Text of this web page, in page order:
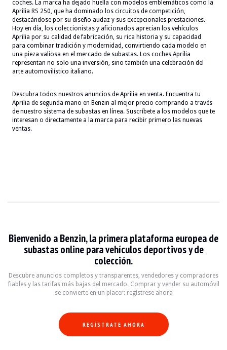
coches. La marca ha dejado huella con modelos emblemáticos como la
Aprilia RS 250, que ha dominado los circuitos de competición,
destacándose por su diseño audaz y sus excepcionales prestaciones.
Hoy en día, los coleccionistas y aficionados aprecian los vehículos
Aprilia por su calidad de fabricación, su rica historia y su capacidad
para combinar tradición y modernidad, convirtiendo cada modelo en
una pieza valiosa en el mercado de subastas. Los coches Aprilia
representan no solo una inversión, sino también una celebración del
arte automovilístico italiano.
Descubra todos nuestros anuncios de Aprilia en venta. Encuentra tu
Aprilia de segunda mano en Benzin al mejor precio comprando a través
de nuestro sistema de subastas en línea. Suscríbete a los modelos que te
interesan o directamente a la marca para recibir primero las nuevas
ventas.
Bienvenido a Benzin, la primera plataforma europea de
subastas online para vehículos deportivos y de
colección.
Descubre anuncios completos y transparentes, vendedores y compradores
fiables y las tarifas más bajas del mercado. Comprar y vender su automóvil
se convierte en un placer: regístrese ahora
REGÍSTRATE AHORA